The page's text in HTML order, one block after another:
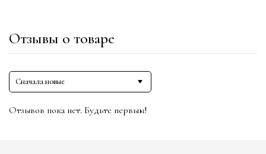
Отзывы о товаре
Сначала новые
Отзывов пока нет. Будьте первым!